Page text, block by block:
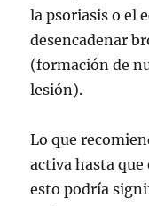
la psoriasis o el
desencadenar
(formación de
lesión).
Lo que
activa hasta que
esto podría